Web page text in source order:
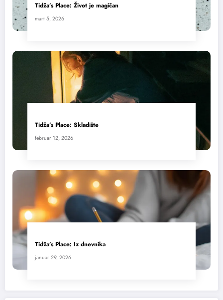
Tidža’s Place: Život je magičan
mart 5, 2026
Tidža’s Place: Skladište
februar 12, 2026
Tidža’s Place: Iz dnevnika
januar 29, 2026